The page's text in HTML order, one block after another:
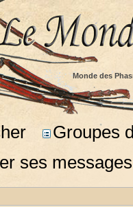
Monde des
Groupes
ses